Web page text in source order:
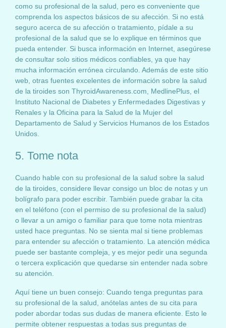
como su profesional de la salud, pero es conveniente que
comprenda los aspectos básicos de su afección. Si no está
seguro acerca de su afección o tratamiento, pídale a su
profesional de la salud que se lo explique en términos que
pueda entender. Si busca información en Internet, asegúrese
de consultar solo sitios médicos confiables, ya que hay
mucha información errónea circulando. Además de este sitio
web, otras fuentes excelentes de información sobre la salud
de la tiroides son ThyroidAwareness.com, MedlinePlus, el
Instituto Nacional de Diabetes y Enfermedades Digestivas y
Renales y la Oficina para la Salud de la Mujer del
Departamento de Salud y Servicios Humanos de los Estados
Unidos.
5. Tome nota
Cuando hable con su profesional de la salud sobre la salud
de la tiroides, considere llevar consigo un bloc de notas y un
bolígrafo para poder escribir. También puede grabar la cita
en el teléfono (con el permiso de su profesional de la salud)
o llevar a un amigo o familiar para que tome nota mientras
usted hace preguntas. No se sienta mal si tiene problemas
para entender su afección o tratamiento. La atención médica
puede ser bastante compleja, y es mejor pedir una segunda
o tercera explicación que quedarse sin entender nada sobre
su atención.
Aquí tiene un buen consejo: Cuando tenga preguntas para
su profesional de la salud, anótelas antes de su cita para
poder abordar todas sus dudas de manera eficiente. Esto le
permite obtener respuestas a todas sus preguntas de